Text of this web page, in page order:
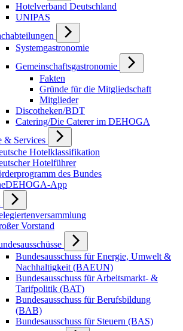
Hotelverband Deutschland
UNIPAS
Systemgastronomie
Gemeinschaftsgastronomie
Fakten
Gründe für die Mitgliedschaft
Mitglieder
Discotheken/BDT
Catering/Die Caterer im DEHOGA
& Services
Hotelklassifikation
Hotelführer
des Bundes
App
Vorstand
Bundesausschuss für Energie, Umwelt &
Nachhaltigkeit (BAEUN)
Bundesausschuss für Arbeitsmarkt- &
Tarifpolitik (BAT)
Bundesausschuss für Berufsbildung
(BAB)
Bundesausschuss für Steuern (BAS)